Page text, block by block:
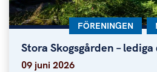
Stora Skogsgården –
Stora Skogsgården –
KATEGORI:
FÖRENINGEN
09 juni 2026